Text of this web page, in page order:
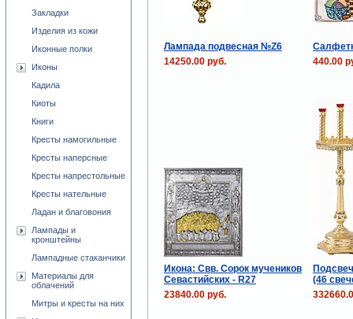
Лампада подвесная №Z6
14250.00 руб.
440.00
Икона: Свв. Сорок мучеников
Севастийских - R27
(46
23840.00 руб.
Закладки
Изделия из кожи
Иконные полки
Иконы
Кадила
Киоты
Книги
Кресты намогильные
Кресты наперсные
Кресты напрестольные
Кресты нательные
Ладан и благовония
Лампады и
кронштейны
Лампадные стаканчики
Материалы для
облачений
Митры и кресты на них